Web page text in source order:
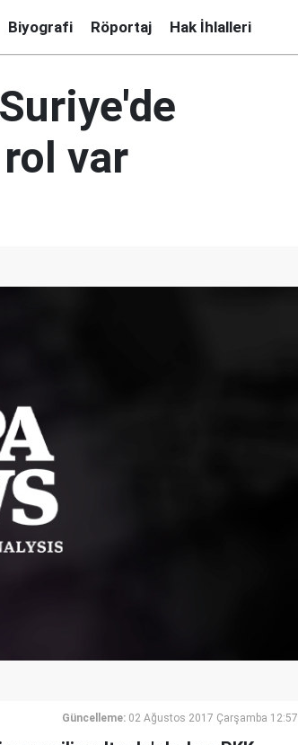
Biyografi Röportaj Hak İhlalleri
var
Güncelleme: 02 Ağustos 2017 Çarşamba 12:57